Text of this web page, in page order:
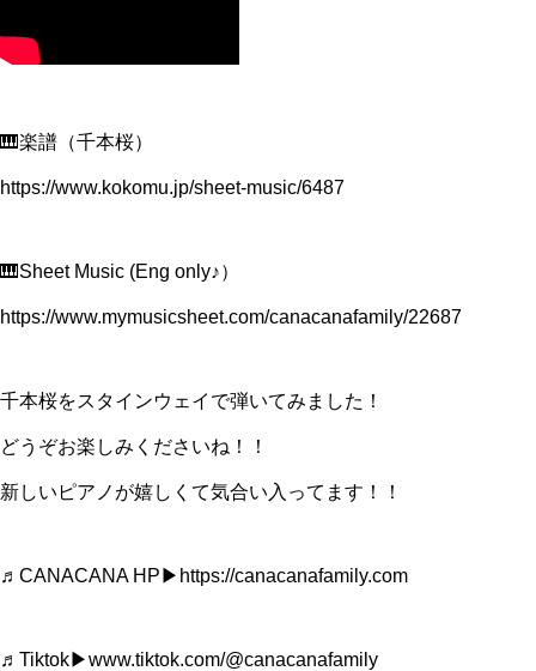
🎹楽譜（千本桜）
https://www.kokomu.jp/sheet-music/6487
🎹Sheet Music (Eng only♪）
https://www.mymusicsheet.com/canacanafamily/22687
千本桜をスタインウェイで弾いてみました！
どうぞお楽しみくださいね！！
新しいピアノが嬉しくて気合い入ってます！！
♬CANACANA HP▶︎https://canacanafamily.com
♬Tiktok▶︎www.tiktok.com/@canacanafamily